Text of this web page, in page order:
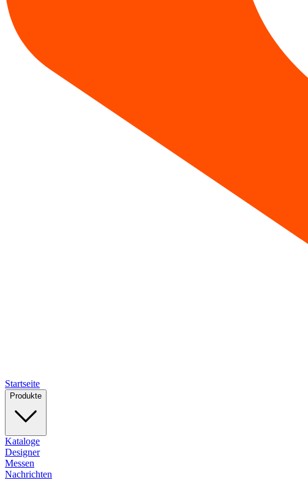
Startseite
Produkte
Kataloge
Designer
Messen
Nachrichten